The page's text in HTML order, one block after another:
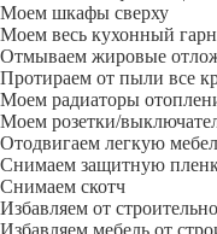
Моем шкафы сверху
Моем весь кухонный
Отмываем жировые
Протираем от пыли все
Моем радиаторы
Моем розетки/
Отодвигаем легкую
Снимаем защитную
Снимаем скотч
Избавляем от
Избавляем мебель от